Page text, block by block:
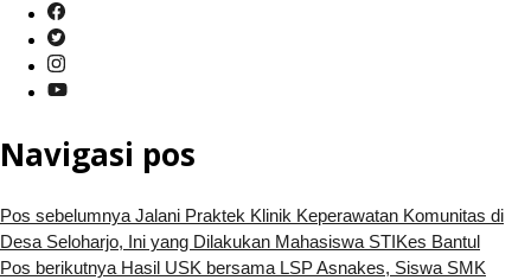
Navigasi pos
Pos sebelumnya Jalani Praktek Klinik Keperawatan Komunitas di
Desa Seloharjo, Ini yang Dilakukan Mahasiswa STIKes Bantul
Pos berikutnya Hasil USK bersama LSP Asnakes, Siswa SMK